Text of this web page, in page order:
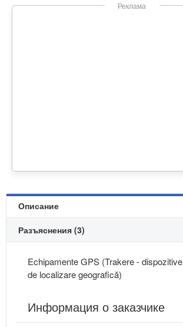
Реклама
Описание
Разъяснения (3)
Echipamente GPS (Trakere - dispozitive
de localizare geografică)
Информация о заказчике